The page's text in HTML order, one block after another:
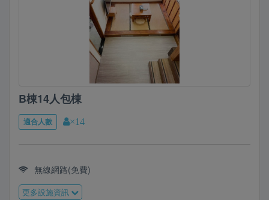
B棟14人包棟
適合人數 ×14
無線網路(免費)
更多設施資訊